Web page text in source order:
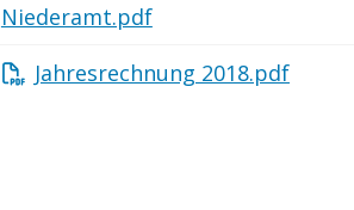
Niederamt.pdf
Jahresrechnung 2018.pdf